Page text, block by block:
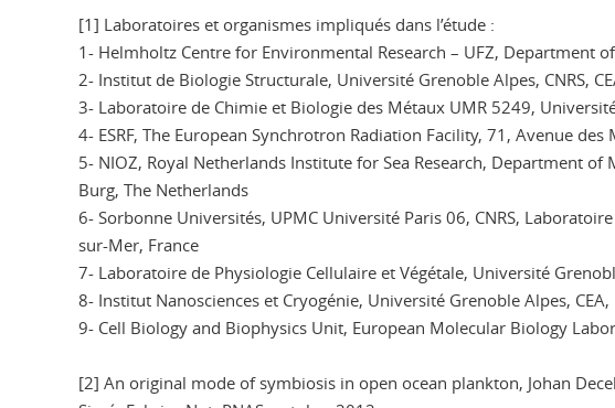
[1] Laboratoires et organismes impliqués dans l’étude :
1- Helmholtz Centre for Environmental Research – UFZ, Department
2- Institut de Biologie Structurale, Université Grenoble Alpes, CNRS,
3- Laboratoire de Chimie et Biologie des Métaux UMR 5249,
4- ESRF, The European Synchrotron Radiation Facility, 71, Avenue
5- NIOZ, Royal Netherlands Institute for Sea Research, Department
Burg, The Netherlands
6- Sorbonne Universités, UPMC Université Paris 06, CNRS,
sur-Mer, France
7- Laboratoire de Physiologie Cellulaire et Végétale, Université
8- Institut Nanosciences et Cryogénie, Université Grenoble Alpes,
9- Cell Biology and Biophysics Unit, European Molecular Biology
[2] An original mode of symbiosis in open ocean plankton, Johan